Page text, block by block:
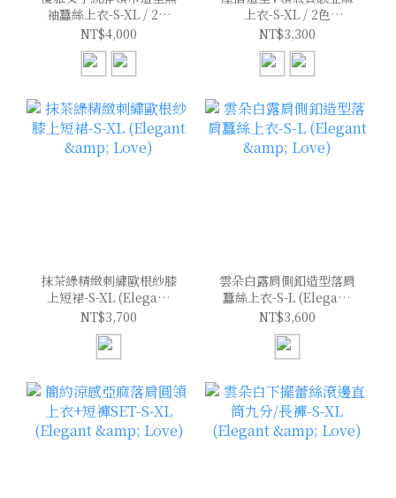
袖蠶絲上衣-S-XL / 2色
(Elegant & Love)
NT$4,000
上衣-S-XL / 2色
(Elegant & Love)
NT$3,300
抹茶綠精緻刺繡歐根紗膝
上短裙-S-XL (Elegant
& Love)
NT$3,700
雲朵白露肩側釦造型落肩
蠶絲上衣-S-L (Elegant
& Love)
NT$3,600